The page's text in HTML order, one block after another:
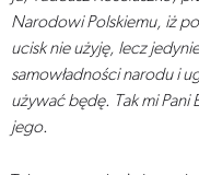
Narodowi Polskiemu, iż
ucisk nie użyję, lecz
samowładności narodu i
używać będę. Tak mi Pani
jego.